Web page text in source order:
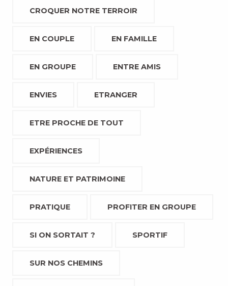
CROQUER NOTRE TERROIR
EN COUPLE EN FAMILLE
EN GROUPE ENTRE AMIS
ENVIES ETRANGER
ETRE PROCHE DE TOUT
EXPÉRIENCES
NATURE ET PATRIMOINE
PRATIQUE PROFITER EN GROUPE
SI ON SORTAIT ? SPORTIF
SUR NOS CHEMINS